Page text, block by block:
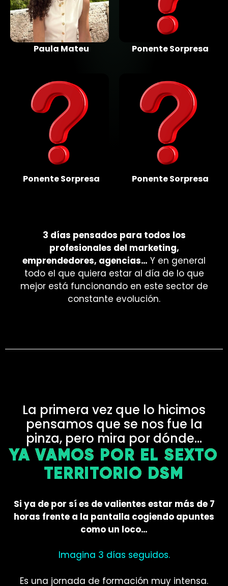
Paula Mateu Ponente Sorpresa
Ponente Sorpresa Ponente Sorpresa
3 días pensados para todos los
profesionales del marketing,
emprendedores, agencias… Y en general
todo el que quiera estar al día de lo que
mejor está funcionando en este sector de
constante evolución.
La primera vez que lo hicimos
pensamos que se nos fue la
pinza, pero mira por dónde…
YA VAMOS POR EL SEXTO
TERRITORIO DSM
Si ya de por sí es de valientes estar más de 7
horas frente a la pantalla cogiendo apuntes
como un loco…
Imagina 3 días seguidos.
Es una jornada de formación muy intensa.